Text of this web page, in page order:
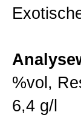
Sekt/
%vol,
6,4 g/l